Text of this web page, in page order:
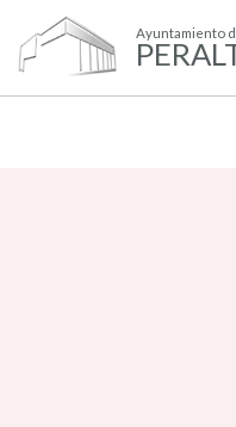
Ayuntamiento